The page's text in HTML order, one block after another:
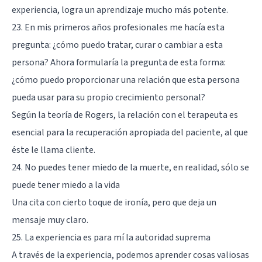
experiencia, logra un aprendizaje mucho más potente.
23. En mis primeros años profesionales me hacía esta
pregunta: ¿cómo puedo tratar, curar o cambiar a esta
persona? Ahora formularía la pregunta de esta forma:
¿cómo puedo proporcionar una relación que esta persona
pueda usar para su propio crecimiento personal?
Según la teoría de Rogers, la relación con el terapeuta es
esencial para la recuperación apropiada del paciente, al que
éste le llama cliente.
24. No puedes tener miedo de la muerte, en realidad, sólo se
puede tener miedo a la vida
Una cita con cierto toque de ironía, pero que deja un
mensaje muy claro.
25. La experiencia es para mí la autoridad suprema
A través de la experiencia, podemos aprender cosas valiosas